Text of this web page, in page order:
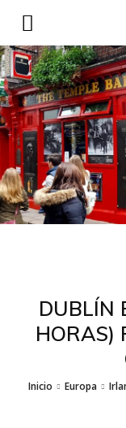
DUBLÍN
HORAS)
Inicio Europa